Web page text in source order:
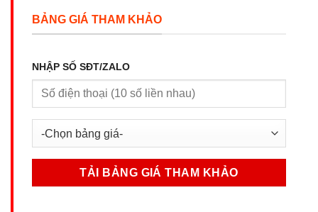
BẢNG GIÁ THAM KHẢO
NHẬP SỐ SĐT/ZALO